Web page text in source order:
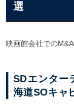
選
映画館会社でのM&A
SDエンター
海道SOキャ